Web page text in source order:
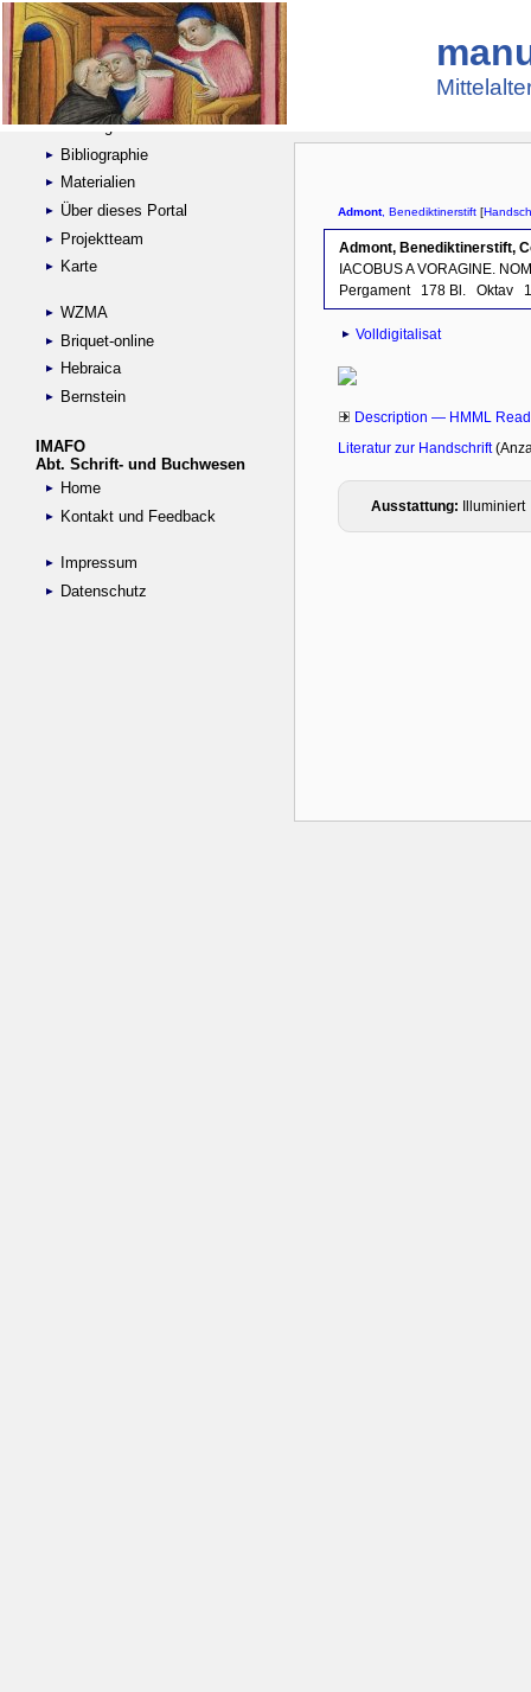
Suche
Handschriftensammlungen
Digitalisierte Handschriften
Kataloge
Bibliographie
Materialien
Über dieses Portal
Projektteam
Karte
WZMA
Briquet-online
Hebraica
Bernstein
IMAFO
Abt. Schrift- und Buchwesen
Home
Kontakt und Feedback
Impressum
Datenschutz